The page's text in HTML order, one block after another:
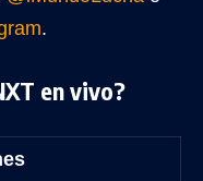
.
en vivo?